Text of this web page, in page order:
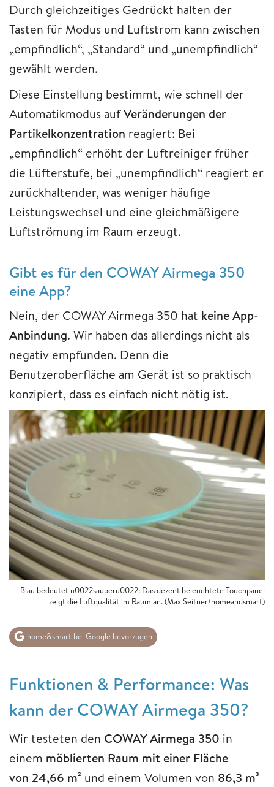
Durch gleichzeitiges Gedrückt halten der
Tasten für Modus und Luftstrom kann zwischen
„empfindlich“, „Standard“ und „unempfindlich“
gewählt werden.
Diese Einstellung bestimmt, wie schnell der
Automatikmodus aufVeränderungen der
Partikelkonzentration reagiert: Bei
„empfindlich“ erhöht der Luftreiniger früher
die Lüfterstufe, bei „unempfindlich“ reagiert er
zurückhaltender, was weniger häufige
Leistungswechsel und eine gleichmäßigere
Luftströmung im Raum erzeugt.
Gibt es für den COWAY Airmega 350
eine App?
Nein, der COWAY Airmega 350 hat keine App-
Anbindung. Wir haben das allerdings nicht als
negativ empfunden. Denn die
Benutzeroberfläche am Gerät ist so praktisch
konzipiert, dass es einfach nicht nötig ist.
Blau bedeutet u0022sauberu0022: Das dezent beleuchtete Touchpanel
zeigt die Luftqualität im Raum an. (Max Seitner/homeandsmart)
home&smart bei Google bevorzugen
Funktionen & Performance: Was
kann der COWAY Airmega 350?
Wir testeten den COWAY Airmega 350 in
einem möblierten Raum mit einer Fläche
von 24,66 m² und einem Volumen von 86,3 m³